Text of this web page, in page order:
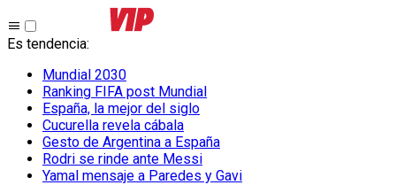
Es tendencia:
Mundial 2030
Ranking FIFA post Mundial
España, la mejor del siglo
Cucurella revela cábala
Gesto de Argentina a España
Rodri se rinde ante Messi
Yamal mensaje a Paredes y Gavi